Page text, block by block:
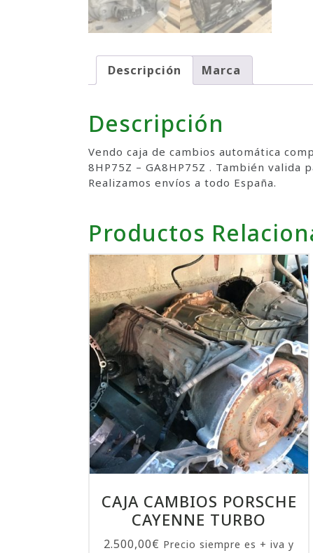
Descripción Marca
Descripción
Vendo caja de cambios automática
8HP75Z – GA8HP75Z . También
Realizamos envíos a todo España.
Productos
CAJA CAMBIOS PORSCHE
CAYENNE TURBO
2.500,00€ Precio siempre es + iva y